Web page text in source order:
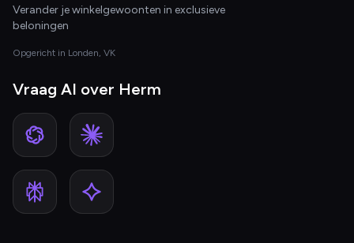
Verander je winkelgewoonten in exclusieve
beloningen
Opgericht in Londen, VK
Vraag AI over Herm